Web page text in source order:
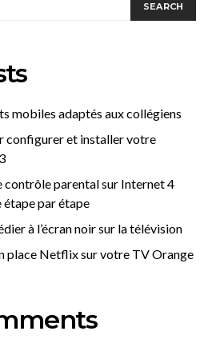
SEARCH
mobiles adaptés aux collégiens
configurer et installer votre
contrôle parental sur Internet 4
étape par étape
à l’écran noir sur la télévision
place Netflix sur votre TV Orange